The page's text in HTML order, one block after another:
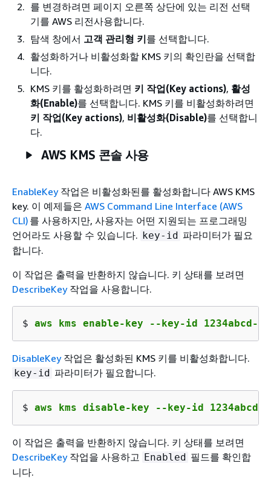
를 변경하려면 페이지 오른쪽 상단에 있는 리전 선택
기를 AWS 리전사용합니다.
탐색 창에서 고객 관리형 키를 선택합니다.
활성화하거나 비활성화할 KMS 키의 확인란을 선택합
니다.
KMS 키를 활성화하려면 키 작업(Key actions), 활성
화(Enable)를 선택합니다. KMS 키를 비활성화하려면
키 작업(Key actions), 비활성화(Disable)를 선택합니
다.
AWS KMS 콘솔 사용
EnableKey작업은 비활성화된를 활성화합니다 AWS KMS
key. 이 예제들은 AWS Command Line Interface (AWS
CLI) 를 사용하지만, 사용자는 어떤 지원되는 프로그래밍
언어라도 사용할 수 있습니다. key-id 파라미터가 필요
합니다.
이 작업은 출력을 반환하지 않습니다. 키 상태를 보려면
DescribeKey작업을 사용합니다.
$ aws kms enable-key --key-id 1234abcd-
DisableKey작업은 활성화된 KMS 키를 비활성화합니다.
key-id 파라미터가 필요합니다.
$ aws kms disable-key --key-id 1234abcd-
이 작업은 출력을 반환하지 않습니다. 키 상태를 보려면
DescribeKey작업을 사용하고 Enabled 필드를 확인합
니다.